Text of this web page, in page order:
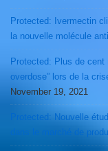
Protected: Ivermectin
la nouvelle molécule
Protected: Plus de cent
overdose” lors de la
November 19, 2021
Protected: Nouvelle
dans le marché de